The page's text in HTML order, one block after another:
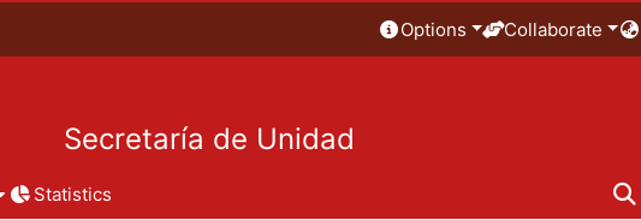
Options Collaborate
Secretaría de Unidad
Statistics